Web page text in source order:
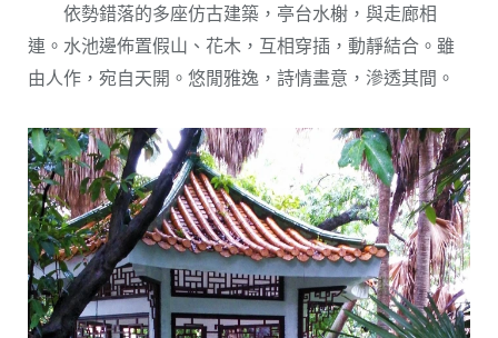
依勢錯落的多座仿古建築，亭台水榭，與走廊相
連。水池邊佈置假山、花木，互相穿插，動靜結合。雖
由人作，宛自天開。悠閒雅逸，詩情畫意，滲透其間。